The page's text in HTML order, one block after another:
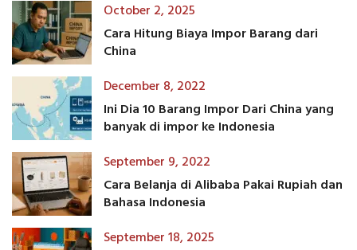
October 2, 2025
Cara Hitung Biaya Impor Barang dari
China
December 8, 2022
Ini Dia 10 Barang Impor Dari China yang
banyak di impor ke Indonesia
September 9, 2022
Cara Belanja di Alibaba Pakai Rupiah dan
Bahasa Indonesia
September 18, 2025